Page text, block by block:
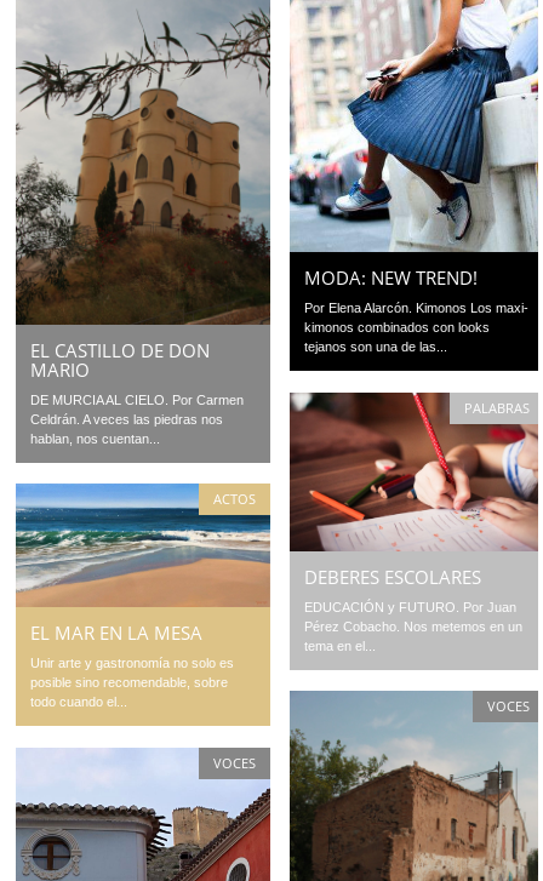
MODA: NEW TREND!
Por Elena Alarcón. Kimonos Los maxi-
kimonos combinados con looks
tejanos son una de las...
EL CASTILLO DE DON
MARIO
DE MURCIA AL CIELO. Por Carmen
Celdrán. A veces las piedras nos
hablan, nos cuentan...
PALABRAS
DEBERES ESCOLARES
EDUCACIÓN y FUTURO. Por Juan
Pérez Cobacho. Nos metemos en un
tema en el...
ACTOS
EL MAR EN LA MESA
Unir arte y gastronomía no solo es
posible sino recomendable, sobre
todo cuando el...
VOCES
VOCES